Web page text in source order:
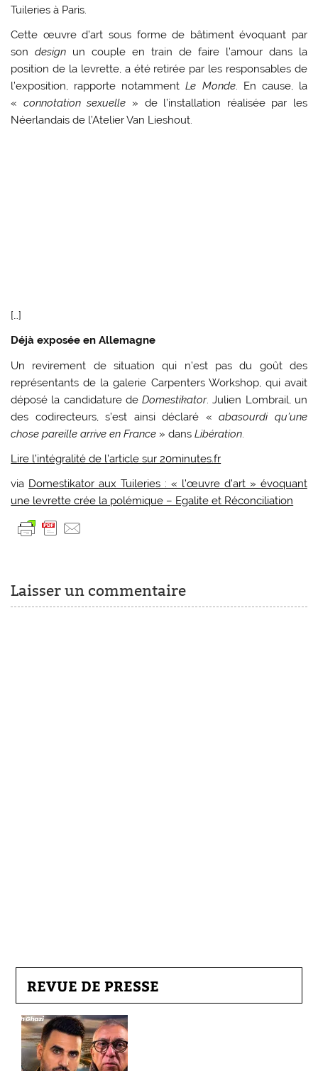
Tuileries à Paris.
Cette œuvre d’art sous forme de bâtiment évoquant par
sondesign un couple en train de faire l’amour dans la
position de la levrette, a été retirée par les responsables de
l’exposition, rapporte notammentLe Monde. En cause, la
« connotation sexuelle » de l’installation réalisée par les
Néerlandais de l’Atelier Van Lieshout.
[…]
Déjà exposée en Allemagne
Un revirement de situation qui n’est pas du goût des
représentants de la galerie Carpenters Workshop, qui avait
déposé la candidature deDomestikator. Julien Lombrail, un
des codirecteurs, s’est ainsi déclaré «abasourdi qu’une
chose pareille arrive en France » dansLibération
Lire l’intégralité de l’article sur 20minutes.fr
via Domestikator aux Tuileries : « l’œuvre d’art » évoquant
une levrette crée la polémique – Egalite et Réconciliation
Laisser un commentaire
REVUE DE PRESSE